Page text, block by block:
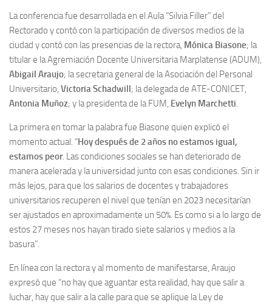
La conferencia fue desarrollada en el Aula “Silvia Filler” del
Rectorado y contó con la participación de diversos medios de la
ciudad y contó con las presencias de la rectora, Mónica Biasone; la
titular e la Agremiación Docente Universitaria Marplatense (ADUM),
Abigail Araujo; la secretaria general de la Asociación del Personal
Universitario, Victoria Schadwill; la delegada de ATE-CONICET,
Antonia Muñoz; y la presidenta de la FUM, Evelyn Marchetti
La primera en tomar la palabra fue Biasone quien explicó el
momento actual. “Hoy después de 2 años no estamos igual,
estamos peor. Las condiciones sociales se han deteriorado de
manera acelerada y la universidad junto con esas condiciones. Sin ir
más lejos, para que los salarios de docentes y trabajadores
universitarios recuperen el nivel que tenían en 2023 necesitarían
ser ajustados en aproximadamente un 50%. Es como si a lo largo de
estos 27 meses nos hayan tirado siete salarios y medios a la
basura”.
En línea con la rectora y al momento de manifestarse, Araujo
expresó que “no hay que aguantar esta realidad, hay que salir a
luchar, hay que salir a la calle para que se aplique la Ley de